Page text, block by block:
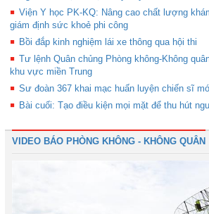
Viện Y học PK-KQ: Nâng cao chất lượng
giám định sức khoẻ phi công
Bồi đắp kinh nghiệm lái xe thông qua hội thi
Tư lệnh Quân chủng Phòng không-Không
khu vực miền Trung
Sư đoàn 367 khai mạc huấn luyện chiến sĩ
Bài cuối: Tạo điều kiện mọi mặt để thu hút
VIDEO BÁO PHÒNG KHÔNG - KHÔNG QUÂN